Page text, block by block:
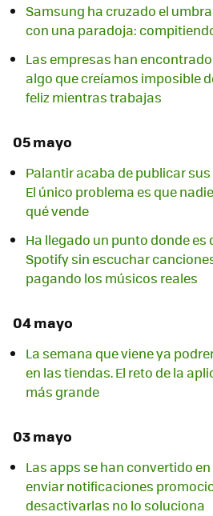
Samsung ha cruzado el
con una paradoja:
Las empresas han
algo que creíamos imposible
feliz mientras trabajas
05 mayo
Palantir acaba de publicar
El único problema es que
qué vende
Ha llegado un punto donde
Spotify sin escuchar
pagando los músicos reales
04 mayo
La semana que viene ya
en las tiendas. El reto de la
más grande
03 mayo
Las apps se han convertido
enviar notificaciones
desactivarlas no lo soluciona